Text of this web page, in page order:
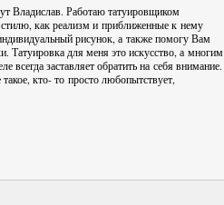
Владислав. Работаю татуировщиком
как реализм и приближенные к нему
рисунок, а также помогу Вам
Татуировка для меня это искусство, а многим
всегда заставляет обратить на себя внимание.
кто- то просто любопытствует,